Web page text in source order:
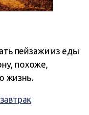
пейзажи из еды
похоже,
жизнь.